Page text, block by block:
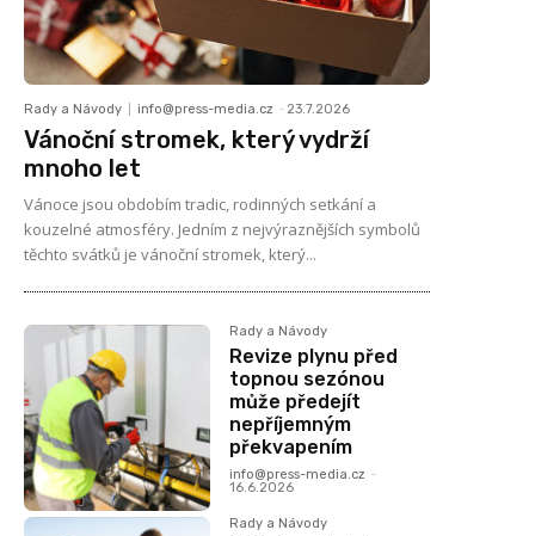
Rady a Návody info@press-media.cz - 23.7.2026
Vánoční stromek, který vydrží
mnoho let
Vánoce jsou obdobím tradic, rodinných setkání a
kouzelné atmosféry. Jedním z nejvýraznějších symbolů
těchto svátků je vánoční stromek, který...
Rady a Návody
Revize plynu před
topnou sezónou
může předejít
nepříjemným
překvapením
info@press-media.cz -
16.6.2026
Rady a Návody